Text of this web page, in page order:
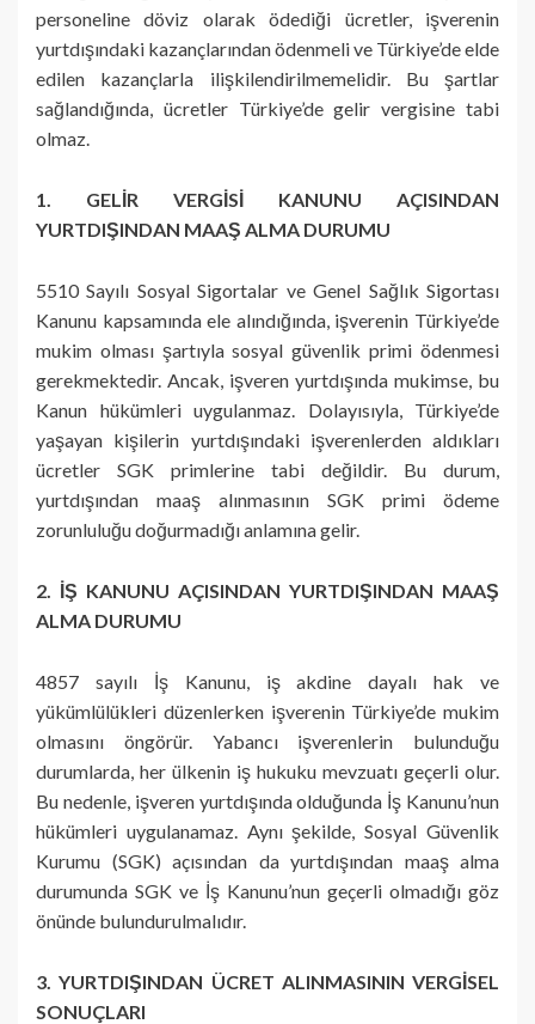
personeline döviz olarak ödediği ücretler, işverenin
yurtdışındaki kazançlarından ödenmeli ve Türkiye’de elde
edilen kazançlarla ilişkilendirilmemelidir. Bu şartlar
sağlandığında, ücretler Türkiye’de gelir vergisine tabi
olmaz.
1. GELİR VERGİSİ KANUNU AÇISINDAN
YURTDIŞINDAN MAAŞ ALMA DURUMU
5510 Sayılı Sosyal Sigortalar ve Genel Sağlık Sigortası
Kanunu kapsamında ele alındığında, işverenin Türkiye’de
mukim olması şartıyla sosyal güvenlik primi ödenmesi
gerekmektedir. Ancak, işveren yurtdışında mukimse, bu
Kanun hükümleri uygulanmaz. Dolayısıyla, Türkiye’de
yaşayan kişilerin yurtdışındaki işverenlerden aldıkları
ücretler SGK primlerine tabi değildir. Bu durum,
yurtdışından maaş alınmasının SGK primi ödeme
zorunluluğu doğurmadığı anlamına gelir.
2. İŞ KANUNU AÇISINDAN YURTDIŞINDAN MAAŞ
ALMA DURUMU
4857 sayılı İş Kanunu, iş akdine dayalı hak ve
yükümlülükleri düzenlerken işverenin Türkiye’de mukim
olmasını öngörür. Yabancı işverenlerin bulunduğu
durumlarda, her ülkenin iş hukuku mevzuatı geçerli olur.
Bu nedenle, işveren yurtdışında olduğunda İş Kanunu’nun
hükümleri uygulanamaz. Aynı şekilde, Sosyal Güvenlik
Kurumu (SGK) açısından da yurtdışından maaş alma
durumunda SGK ve İş Kanunu’nun geçerli olmadığı göz
önünde bulundurulmalıdır.
3. YURTDIŞINDAN ÜCRET ALINMASININ VERGİSEL
SONUÇLARI